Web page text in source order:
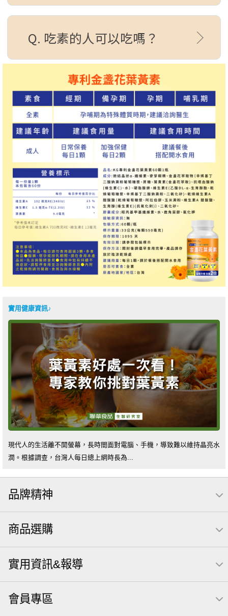
Q. 吃素的人可以吃嗎？
實用健康資訊♪
現代人的生活離不開螢幕，長時間面對電腦、手機，導致難以維持晶亮水
潤。根據調查，台灣人每日總上網時長為...
品牌精神
商品選購
實用資訊&報導
會員專區